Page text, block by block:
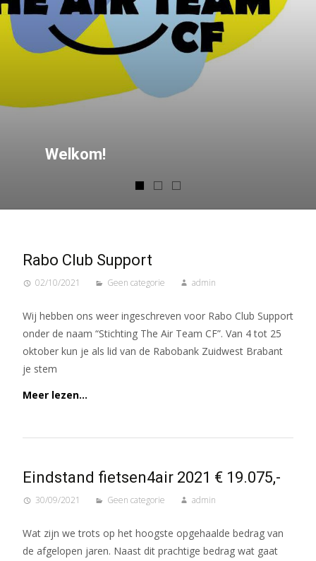
Welkom!
Rabo Club Support
02/10/2021 Geen categorie admin
Wij hebben ons weer ingeschreven voor Rabo Club Support
onder de naam “Stichting The Air Team CF”. Van 4 tot 25
oktober kun je als lid van de Rabobank Zuidwest Brabant
je stem
Meer lezen…
Eindstand fietsen4air 2021 € 19.075,-
30/09/2021 Geen categorie admin
Wat zijn we trots op het hoogste opgehaalde bedrag van
de afgelopen jaren. Naast dit prachtige bedrag wat gaat